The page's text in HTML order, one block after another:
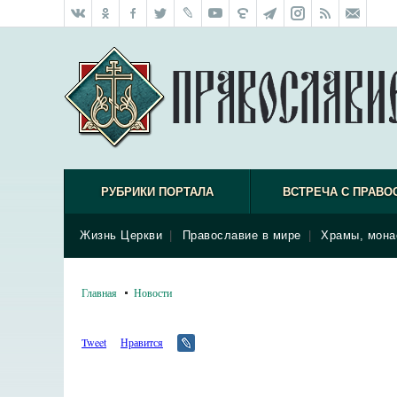
РУБРИКИ ПОРТАЛА ВСТРЕЧА С
Жизнь Церкви Православие в мире Храмы,
Главная Новости
Tweet Нравится